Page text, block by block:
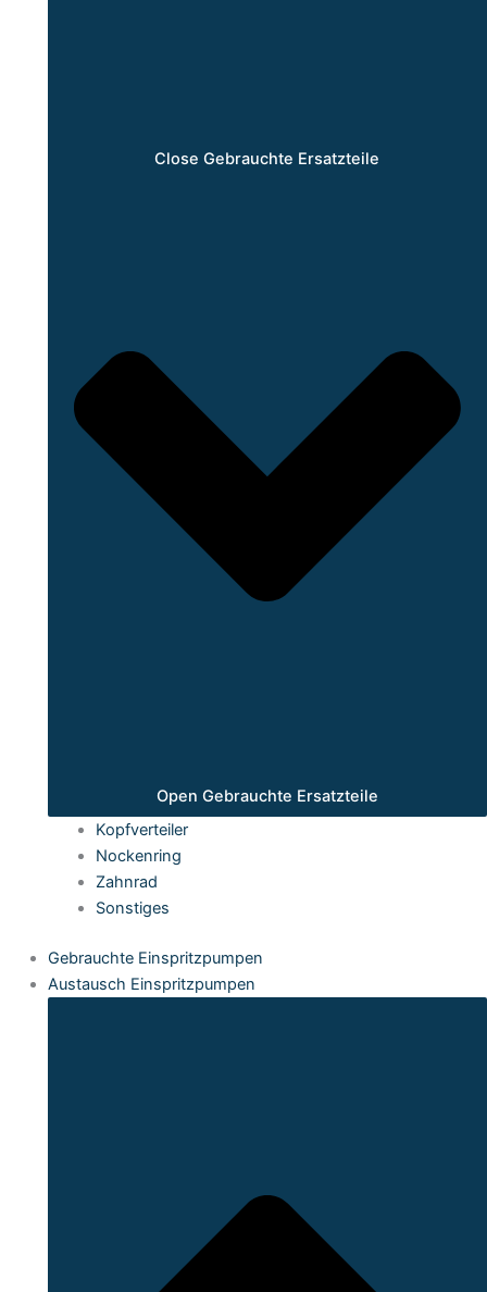
Close Gebrauchte Ersatzteile
Open Gebrauchte Ersatzteile
Kopfverteiler
Nockenring
Zahnrad
Sonstiges
Gebrauchte Einspritzpumpen
Austausch Einspritzpumpen